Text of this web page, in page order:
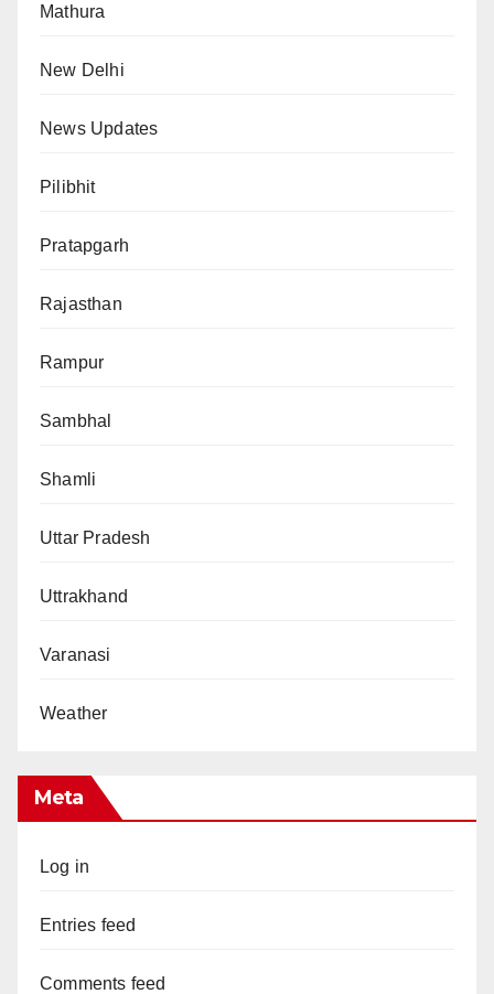
Mathura
New Delhi
News Updates
Pilibhit
Pratapgarh
Rajasthan
Rampur
Sambhal
Shamli
Uttar Pradesh
Uttrakhand
Varanasi
Weather
Meta
Log in
Entries feed
Comments feed